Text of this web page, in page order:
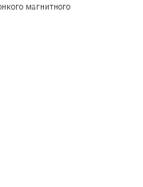
магнитного